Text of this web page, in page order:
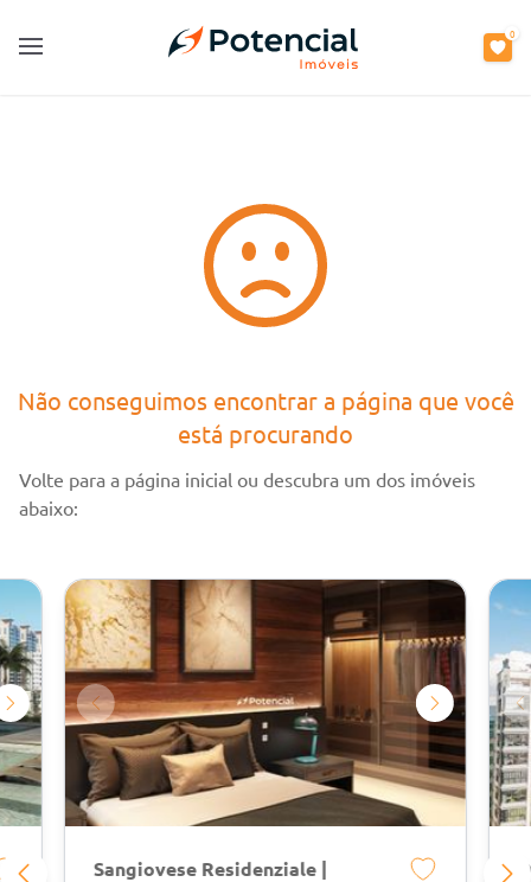
Open main menu
0
Open main menu
0
Não conseguimos encontrar a página que você
está procurando
Volte para a página inicial ou descubra um dos imóveis
abaixo:
Sangiovese Residenziale |